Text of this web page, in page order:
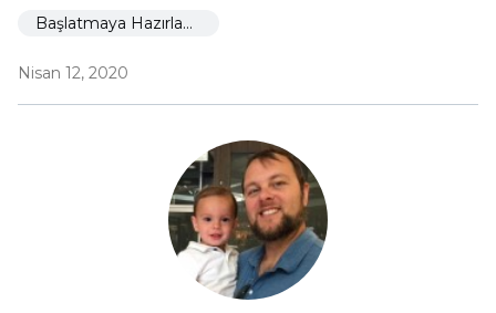
Başlatmaya Hazırlanıyor
Nisan 12, 2020